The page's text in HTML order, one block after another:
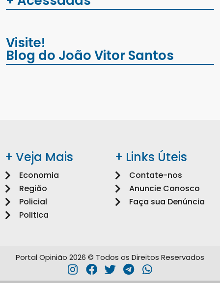
Visite!
Blog do João Vitor Santos
+ Veja Mais
Economia
Região
Policial
Politica
+ Links Úteis
Contate-nos
Anuncie Conosco
Faça sua Denúncia
Portal Opinião 2026 © Todos os Direitos Reservados